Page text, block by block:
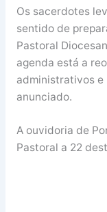
Os sacerdotes
sentido de
Pastoral
agenda está a
administrativos
anunciado.
A ouvidoria de
Pastoral a 22